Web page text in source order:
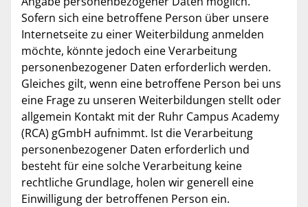
Sofern sich eine betroffene Person über unsere
Internetseite zu einer Weiterbildung anmelden
möchte, könnte jedoch eine Verarbeitung
personenbezogener Daten erforderlich werden.
Gleiches gilt, wenn eine betroffene Person bei uns
eine Frage zu unseren Weiterbildungen stellt oder
allgemein Kontakt mit der Ruhr Campus Academy
(RCA) gGmbH aufnimmt. Ist die Verarbeitung
personenbezogener Daten erforderlich und
besteht für eine solche Verarbeitung keine
rechtliche Grundlage, holen wir generell eine
Einwilligung der betroffenen Person ein.